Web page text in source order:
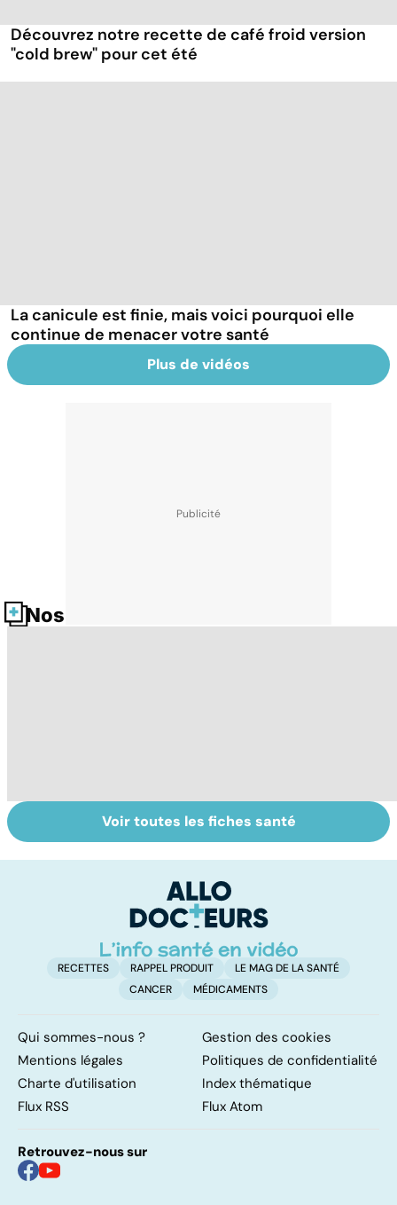
Découvrez notre recette de café froid version
"cold brew" pour cet été
La canicule est finie, mais voici pourquoi elle
continue de menacer votre santé
Plus de vidéos
Nos fiches santé
déshydratation
Tout savoir sur
les infections
Voir toutes les fiches santé
RECETTES RAPPEL PRODUIT
LE MAG DE LA SANTÉ
CANCER
MÉDICAMENTS
Qui sommes-nous ?
Gestion des cookies
Mentions légales
Politiques de confidentialité
Charte d'utilisation
Index thématique
Flux RSS
Flux Atom
Retrouvez-nous sur